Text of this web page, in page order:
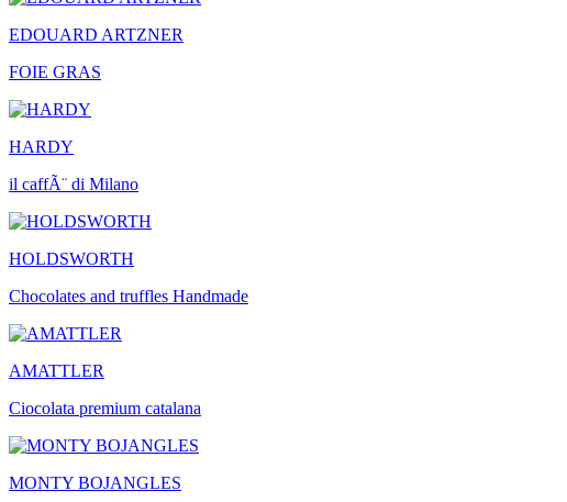
EDOUARD ARTZNER
FOIE GRAS
HARDY
il caffÃ¨ di Milano
HOLDSWORTH
Chocolates and truffles Handmade
AMATTLER
Ciocolata premium catalana
MONTY BOJANGLES